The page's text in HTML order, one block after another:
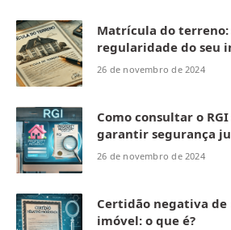
Matrícula do
regularidade do seu
26 de novembro de 2024
Como consultar o
garantir segurança
26 de novembro de 2024
Certidão negativa
imóvel: o que é?